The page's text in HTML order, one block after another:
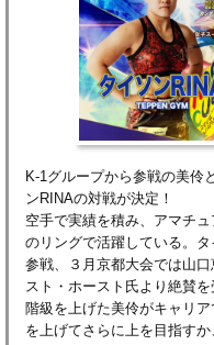
K-1グループから参戦の美
ンRINAの対戦が決
空手で実績を積み、アマチ
のリングで活躍している。
参戦、３月京都大会では山
スト・ホースト氏より絶賛
階級を上げた美伶がキャリ
を上げてさらに上を目指す